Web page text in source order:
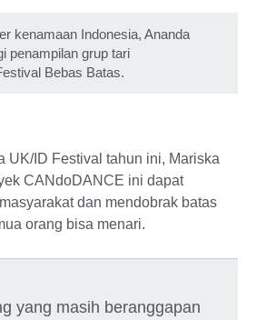
kenamaan Indonesia, Ananda
penampilan grup tari
Bebas Batas.
UK/ID Festival tahun ini, Mariska
CANdoDANCE ini dapat
dan mendobrak batas
orang bisa menari.
yang masih beranggapan